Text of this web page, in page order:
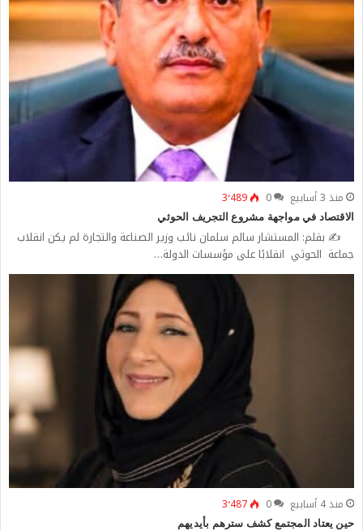
منذ 3 أسابيع 0 3٬489
الاقتصاد في مواجهة مشروع التجريف الحوثي
✍️ بقلم: المستشار سالم سلمان نائب وزير الصناعة والتجارة لم يكن انقلاب
جماعة الحوثي انقلابًا على مؤسسات الدولة…
منذ 4 أسابيع 0 3٬487
حين يعتاد المجتمع كشف سترهم بأيديهم